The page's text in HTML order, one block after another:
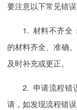
要注意以下常见错
1. 材料不齐全
的材料齐全、准确
及时补充或更正。
2. 申请流程错
请，如发现流程错